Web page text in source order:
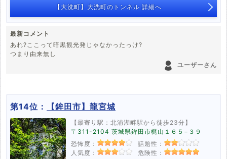
【大洗町】大洗町のトンネル 詳細へ
最新コメント
あれ?ここって暗黒観光発じゃなかったっけ?
つまり由来無し
ユーザーさん
第14位： 【鉾田市】龍宮城
【最寄り駅：北浦湖畔駅から徒歩23分】
〒311-2104 茨城県鉾田市梶山１６５−３９
恐怖度：
話題性：
人気度：
危険性：